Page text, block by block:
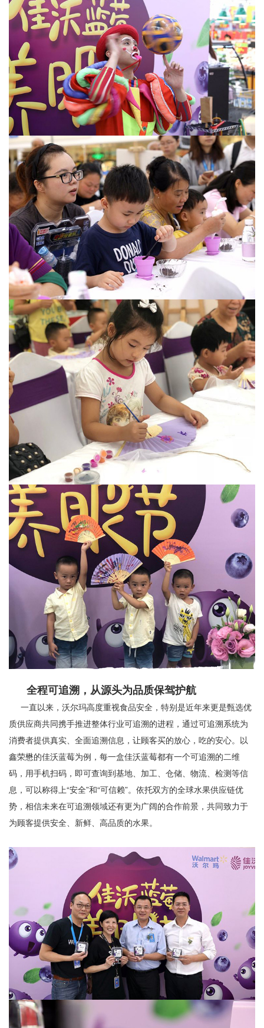
全程可追溯，从源头为品质保驾护航
一直以来，沃尔玛高度重视食品安全，特别是近年来更是甄选优
质供应商共同携手推进整体行业可追溯的进程，通过可追溯系统为
消费者提供真实、全面追溯信息，让顾客买的放心，吃的安心。以
鑫荣懋的佳沃蓝莓为例，每一盒佳沃蓝莓都有一个可追溯的二维
码，用手机扫码，即可查询到基地、加工、仓储、物流、检测等信
息，可以称得上“安全”和“可信赖”。依托双方的全球水果供应链优
势，相信未来在可追溯领域还有更为广阔的合作前景，共同致力于
为顾客提供安全、新鲜、高品质的水果。